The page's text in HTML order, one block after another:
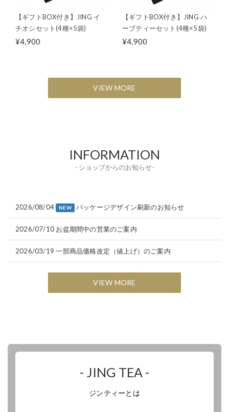
【ギフトBOX付き】JING イ
チオシセット(4種×5袋)
¥4,900
【ギフトBOX付き】JING ハ
ーブティーセット(4種×5袋)
¥4,900
VIEW MORE
INFORMATION
- ショップからのお知らせ-
2026/08/04 NEW パッケージデザイン刷新のお知らせ
2026/07/10 お盆期間中の営業のご案内
2026/03/19 一部商品価格改定（値上げ）のご案内
VIEW MORE
- JING TEA -
ジンティーとは